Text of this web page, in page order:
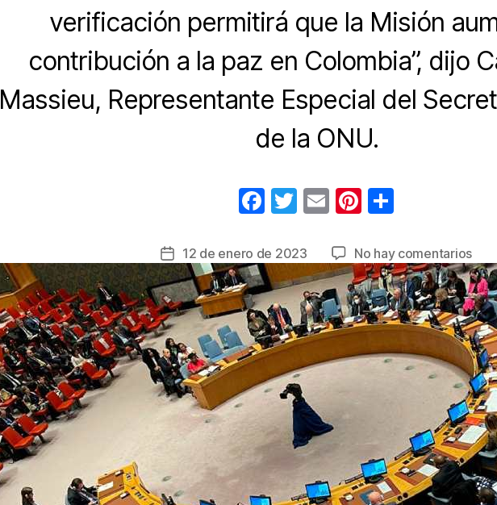
verificación permitirá que la Misión
contribución a la paz en Colombia”, dijo
Massieu, Representante Especial del
de la ONU.
F
c
e
b
o
o
k
T
tt
er
E
ail
Pi
er
e
st
m
p
ar
tir
Fecha
de
la
entrada
12 de enero de 2023 No hay comentariosen
de
de
de
de
en